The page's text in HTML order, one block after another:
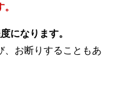
になります。
、お断りすることもあ